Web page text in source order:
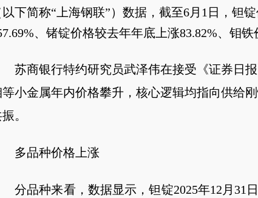
以下简称“上海钢联”）数据，截至6月1日，钽
、锗锭价格较去年年底上涨83.82%、钼铁
苏商银行特约研究员武泽伟在接受《证券日
等小金属年内价格攀升，核心逻辑均指向供给
。
多品种价格上涨
分品种来看，数据显示，钽锭2025年12月31